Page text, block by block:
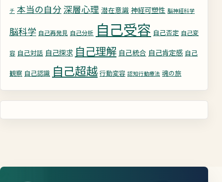
チ 本当の自分 深層心理 潜在意識 神経可塑性 脳神経科学
脳科学 自己再発見 自己分析 自己受容 自己否定 自己変
容 自己対話 自己探求 自己理解 自己統合 自己肯定感 自己
観察 自己認識 自己超越 行動変容 認知行動療法 魂の旅